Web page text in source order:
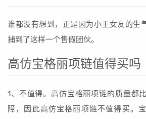
谁都没有想到，正是因为小王女友的生
捕到了这样一个售假团伙。
高仿宝格丽项链值得买吗
1、不值得。高仿宝格丽项链的质量都
障，因此高仿宝格丽项链不值得买。